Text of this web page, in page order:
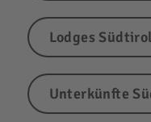
Lodges
Unterkünfte